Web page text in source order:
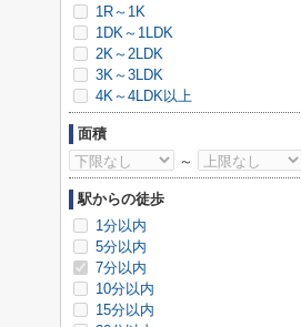
1R～1K
1DK～1LDK
2K～2LDK
3K～3LDK
4K～4LDK以上
面積
～
駅からの徒歩
1分以内
5分以内
7分以内
10分以内
15分以内